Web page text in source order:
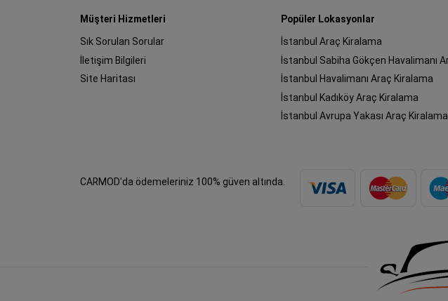
Müşteri Hizmetleri
Sık Sorulan Sorular
İletişim Bilgileri
Site Haritası
Popüler Lokasyonlar
İstanbul Araç Kiralama
İstanbul Havalimanı Araç Kiralama
İstanbul Kadıköy Araç Kiralama
İstanbul Avrupa Yakası Araç Kiralama
CARMOD'da ödemeleriniz 100% güven altında.